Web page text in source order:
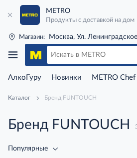
METRO
Продукты с доставкой на дом
Магазин: Москва, Ул.
АлкоГуру Новинки METRO Chef
Каталог Бренд FUNTOUCH
Бренд FUNTOUCH
Популярные